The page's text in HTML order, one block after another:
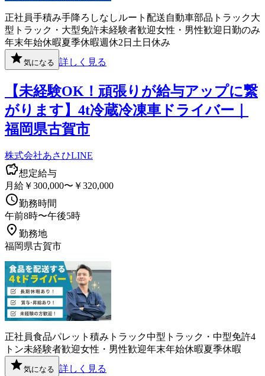
正社員手積み手降ろしなし ルート配送自動車部品 トラック大
型トラック・大型免許未経験者歓迎女性・男性歓迎 日勤のみ
年末年始休暇夏季休暇週休2日 土日休み
気になる 詳しく見る
【未経験OK！頑張りが給与アップに繋
がります】4t冷蔵冷凍車ドライバー｜
福岡県古賀市
株式会社あさひLINE
想定給与
月給￥300,000〜￥320,000
勤務時間
午前8時〜午後5時
勤務地
福岡県古賀市
正社員食品パレット積み トラック中型トラック・中型免許4
トン未経験者歓迎女性・男性歓迎年末年始休暇夏季休暇
気になる 詳しく見る